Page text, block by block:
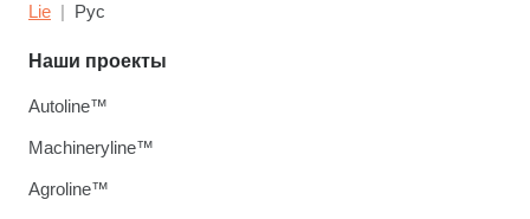
Lie Рус
Наши проекты
Autoline™
Machineryline™
Agroline™